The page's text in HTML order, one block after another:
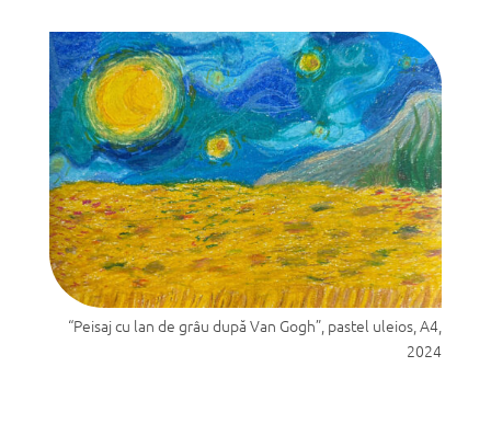
“Peisaj cu lan de grâu după Van Gogh”, pastel uleios, A4,
2024